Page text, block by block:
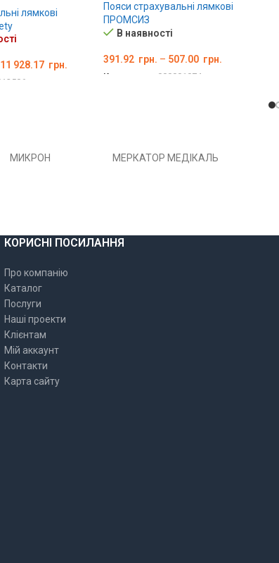
лямкові
11 928.17 грн.
Пояси страхувальні лямкові
ПРОМСИЗ
В наявності
391.92 грн. – 507.00 грн.
Код товару: 000001074
МИКРОН МЕРКАТОР МЕДІКАЛЬ
КОРИСНІ ПОСИЛАННЯ
Про компанію
Каталог
Послуги
Наші проекти
Клієнтам
Мій аккаунт
Контакти
Карта сайту